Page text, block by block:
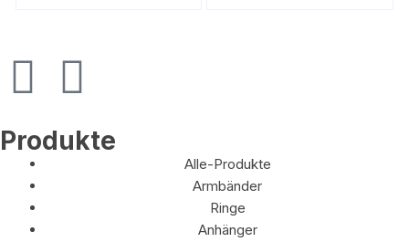
Produkte
Alle-Produkte
Armbänder
Ringe
Anhänger